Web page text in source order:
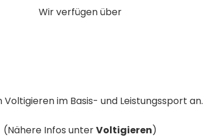
Wir verfügen über
Voltigieren im Basis- und Leistungssport an.
(Nähere Infos unterVoltigieren)